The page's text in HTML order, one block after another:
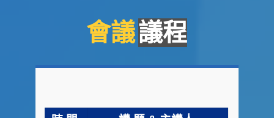
會議議程